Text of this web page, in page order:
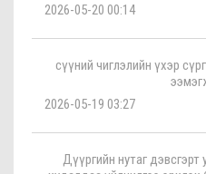
2026-05-20 00:14
сүүний чиглэлийн үхэр
2026-05-19 03:27
Дүүргийн нутаг